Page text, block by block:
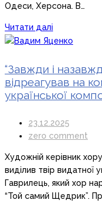
Одеси, Херсона. В…
Читати далі
“Завжди і
відреагував на
української
23.12.2025
zero comment
Художній керівник
виділив твір видатної
Гаврилець, який хор
“Той самий Щедрик”.